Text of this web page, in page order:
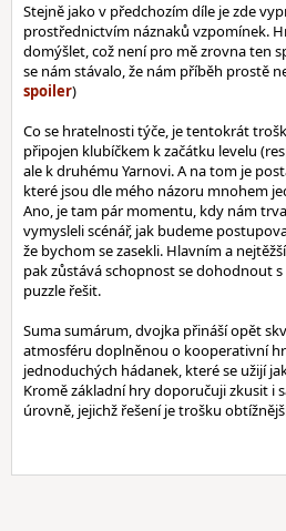
Stejně jako v předchozím díle je zde
prostřednictvím náznaků vzpomínek.
domýšlet, což není pro mě zrovna ten
se nám stávalo, že nám příběh prostě
)
Co se hratelnosti týče, je tentokrát
připojen klubíčkem k začátku levelu
ale k druhému Yarnovi. A na tom je
které jsou dle mého názoru mnohem
Ano, je tam pár momentu, kdy nám
vymysleli scénář, jak budeme
že bychom se zasekli. Hlavním a
pak zůstává schopnost se dohodnout
puzzle řešit.
Suma sumárum, dvojka přináší opět
atmosféru doplněnou o kooperativní
jednoduchých hádanek, které se užijí
Kromě základní hry doporučuji zkusit i
úrovně, jejichž řešení je trošku